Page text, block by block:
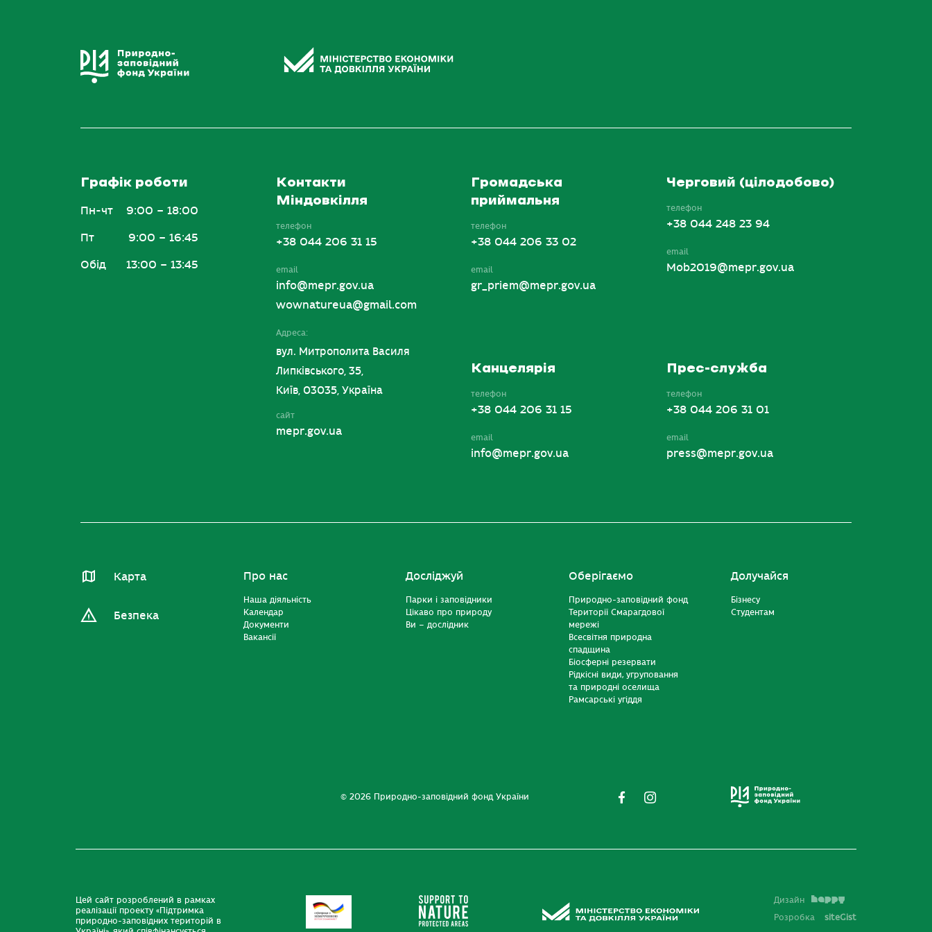
Графік роботи
Пн-чт 9:00 – 18:00
Пт 9:00 – 16:45
Обід 13:00 – 13:45
Контакти
Міндовкілля
телефон
+38 044 206 31 15
email
info@mepr.gov.ua
wownatureua@gmail.com
Адреса:
вул. Митрополита Василя
Липківського, 35,
Київ, 03035, Україна
сайт
mepr.gov.ua
Громадська
приймальня
телефон
+38 044 206 33 02
email
gr_priem@mepr.gov.ua
Канцелярія
телефон
+38 044 206 31 15
email
info@mepr.gov.ua
Черговий (цілодобово)
телефон
+38 044 248 23 94
email
Mob2019@mepr.gov.ua
Прес-служба
телефон
+38 044 206 31 01
email
press@mepr.gov.ua
Карта
Безпека
Про нас
Наша діяльність
Календар
Документи
Вакансії
Досліджуй
Парки і заповідники
Цікаво про природу
Ви – дослідник
Оберігаємо
Природно-заповідний фонд
Території Смарагдової
мережі
Всесвітня природна
спадщина
Біосферні резервати
Рідкісні види, угруповання
та природні оселища
Рамсарські угіддя
Долучайся
Бізнесу
Студентам
© 2026 Природно-заповідний фонд України
Цей сайт розроблений в рамках
реалізації проекту «Підтримка
природно-заповідних територій в
Дизайн
Розробка
siteGist